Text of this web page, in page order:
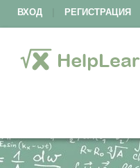
ВХОД РЕГИСТРАЦИЯ